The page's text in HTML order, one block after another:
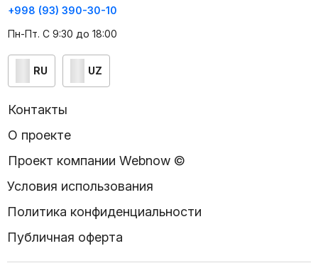
+998 (93) 390-30-10
Пн-Пт. С 9:30 до 18:00
RU UZ
Контакты
О проекте
Проект компании Webnow ©
Условия использования
Политика конфиденциальности
Публичная оферта